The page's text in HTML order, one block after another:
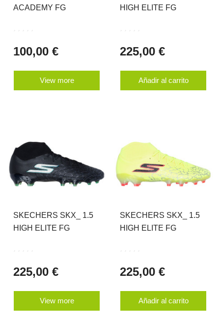
ACADEMY FG
100,00 €
View more
HIGH ELITE FG
225,00 €
Añadir al carrito
SKECHERS SKX_ 1.5
HIGH ELITE FG
225,00 €
View more
SKECHERS SKX_ 1.5
HIGH ELITE FG
225,00 €
Añadir al carrito